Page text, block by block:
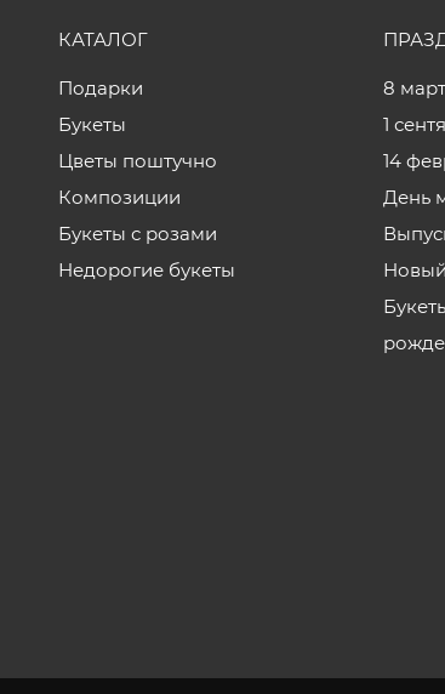
КАТАЛОГ
Подарки
Букеты
Цветы поштучно
Композиции
Букеты с розами
Недорогие букеты
8
1
14
День